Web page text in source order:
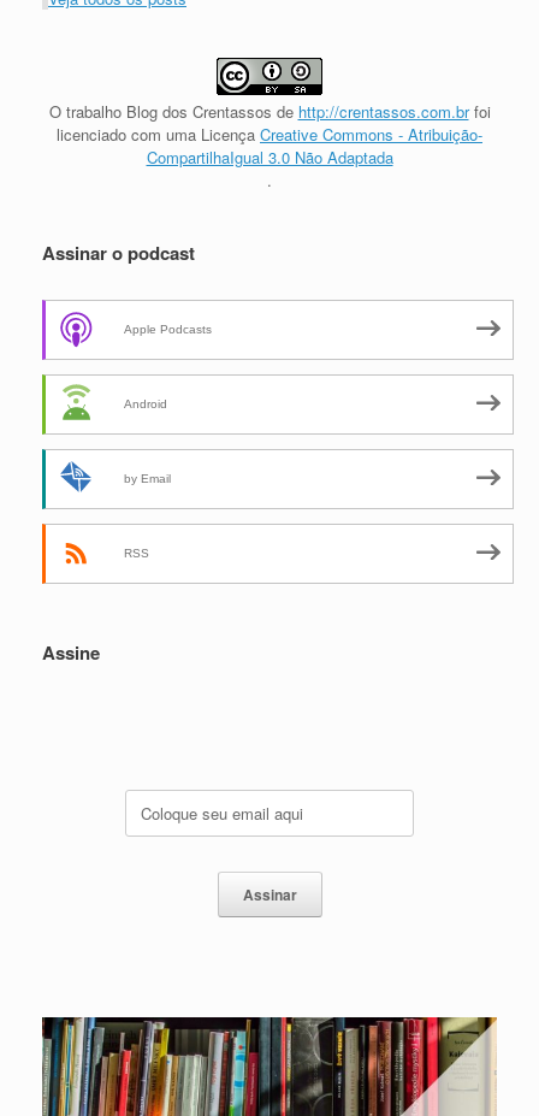
O trabalho Blog dos Crentassos de http://crentassos.com.brfoi
licenciado com uma Licença Creative Commons - Atribuição-
CompartilhaIgual 3.0 Não Adaptada
.
Assinar o podcast
Apple Podcasts
Android
by Email
RSS
Assine